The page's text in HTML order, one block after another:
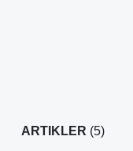
ARTIKLER (5)